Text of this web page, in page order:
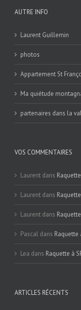
AUTRE INFO
Laurent Guillemin
photos
Appartement St
Ma quiétude
partenaires dans la
VOS COMMENTAIRES
Laurent dans
Laurent dans
Laurent dans
Pascal dans Raquette
Lea dans Raquette à
ARTICLES RÉCENTS